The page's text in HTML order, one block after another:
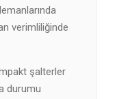
verimliliğinde
şalterler
durumu